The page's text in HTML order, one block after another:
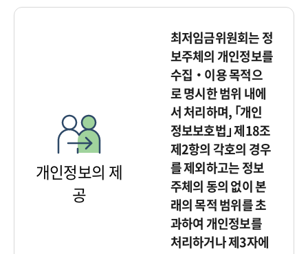
개인정보의 제
공
최저임금위원회는 정
보주체의 개인정보를
수집‧이용 목적으
로 명시한 범위 내에
서 처리하며, ｢개인
정보보호법｣ 제18조
제2항의 각호의 경우
를 제외하고는 정보
주체의 동의 없이 본
래의 목적 범위를 초
과하여 개인정보를
처리하거나 제3자에